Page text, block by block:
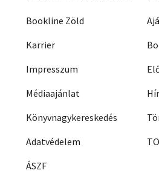
Bookline Zöld
Karrier
Impresszum
Médiaajánlat
Könyvnagykereskedés
Adatvédelem
ÁSZF